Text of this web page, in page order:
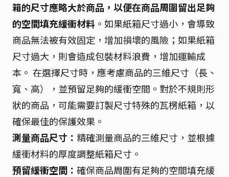
箱的尺寸應略大於商品，以便在商品周圍留出足夠
的空間填充緩衝材料 。如果紙箱尺寸過小，會導致
商品無法被有效固定，增加損壞的風險；如果紙箱
尺寸過大，則會造成包裝材料浪費，增加運輸成
本。 在選擇尺寸時，應考慮商品的三維尺寸（長、
寬、高），並預留足夠的緩衝空間。對於不規則形
狀的商品，可能需要訂製尺寸特殊的瓦楞紙箱，以
確保最佳的保護效果。
測量商品尺寸： 精確測量商品的三維尺寸，並根據
緩衝材料的厚度調整紙箱尺寸。
預留緩衝空間： 確保商品周圍有足夠的空間填充緩